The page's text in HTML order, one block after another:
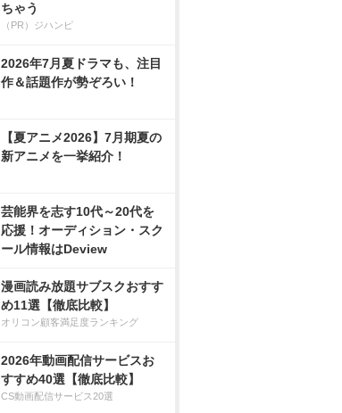
ちゃう
（PR）ジハンピ
2026年7月夏ドラマも、注目
作＆話題作が勢ぞろい！
【夏アニメ2026】7月期夏の
新アニメを一挙紹介！
芸能界を志す10代～20代を
応援！オーディション・スク
ール情報はDeview
漫画読み放題サブスクおすす
め11選【徹底比較】
オリコン顧客満足度ランキング
2026年動画配信サービスお
すすめ40選【徹底比較】
CS動画配信サービス20選